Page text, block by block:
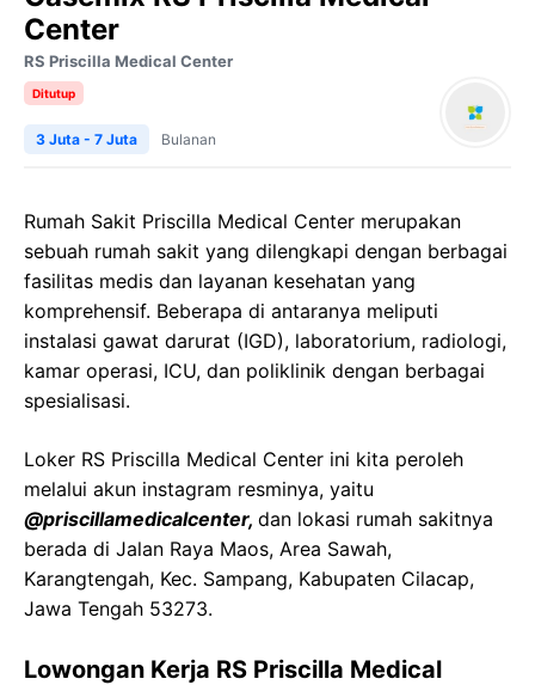
Center
RS Priscilla Medical Center
Ditutup
3 Juta - 7 Juta Bulanan
Rumah Sakit Priscilla Medical Center merupakan
sebuah rumah sakit yang dilengkapi dengan berbagai
fasilitas medis dan layanan kesehatan yang
komprehensif. Beberapa di antaranya meliputi
instalasi gawat darurat (IGD), laboratorium, radiologi,
kamar operasi, ICU, dan poliklinik dengan berbagai
spesialisasi.
Loker RS Priscilla Medical Center ini kita peroleh
melalui akun instagram resminya, yaitu
@priscillamedicalcenter, dan lokasi rumah sakitnya
berada di Jalan Raya Maos, Area Sawah,
Karangtengah, Kec. Sampang, Kabupaten Cilacap,
Jawa Tengah 53273.
Lowongan Kerja RS Priscilla Medical